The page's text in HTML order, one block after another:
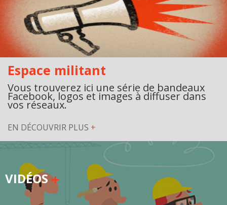
Espace militant
Vous trouverez ici une série de bandeaux
Facebook, logos et images à diffuser dans
vos réseaux.
EN DÉCOUVRIR PLUS +
VIDÉOS